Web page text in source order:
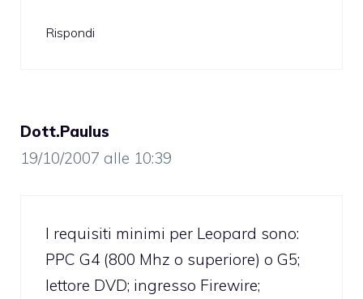
Rispondi
Dott.Paulus
19/10/2007 alle 10:39
I requisiti minimi per Leopard sono:
PPC G4 (800 Mhz o superiore) o G5;
lettore DVD; ingresso Firewire;